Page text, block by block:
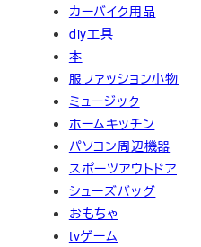
カーバイク用品
diy工具
本
服ファッション小物
ミュージック
ホームキッチン
パソコン周辺機器
スポーツアウトドア
シューズバッグ
おもちゃ
tvゲーム